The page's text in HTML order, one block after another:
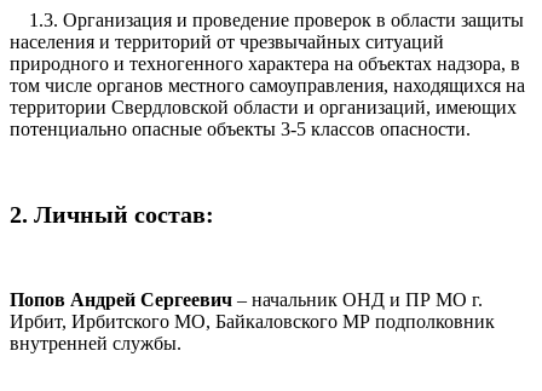
1.3. Организация и проведение проверок в области защиты
населения и территорий от чрезвычайных ситуаций
природного и техногенного характера на объектах надзора, в
том числе органов местного самоуправления, находящихся на
территории Свердловской области и организаций, имеющих
потенциально опасные объекты 3-5 классов опасности.
2. Личный состав:
Попов Андрей Сергеевич – начальник ОНД и ПР МО г.
Ирбит, Ирбитского МО, Байкаловского МР подполковник
внутренней службы.